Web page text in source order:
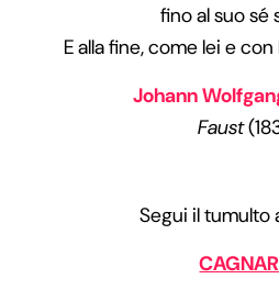
fino al suo sé
E alla fine, come lei e
Johann
Faust
Segui il tumulto